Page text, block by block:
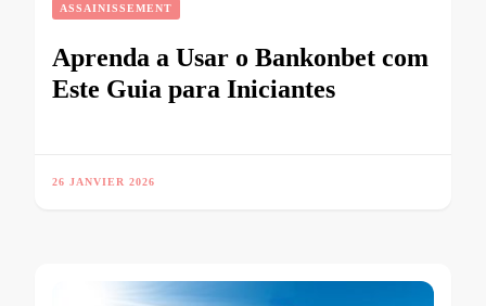
ASSAINISSEMENT
Aprenda a Usar o Bankonbet com
Este Guia para Iniciantes
26 JANVIER 2026